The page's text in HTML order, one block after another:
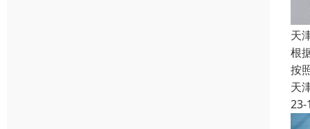
天
根
按
天
23-